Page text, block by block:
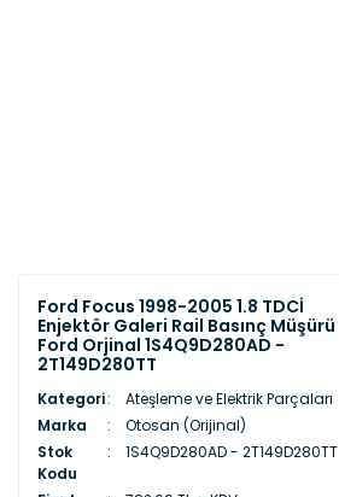
Ford Focus 1998-2005 1.8 TDCİ
Enjektör Galeri Rail Basınç Müşürü
Ford Orjinal 1S4Q9D280AD -
2T149D280TT
Kategori
Ateşleme ve Elektrik Parçaları
Marka
Otosan (Orijinal)
Stok
Kodu
1S4Q9D280AD - 2T149D280TT